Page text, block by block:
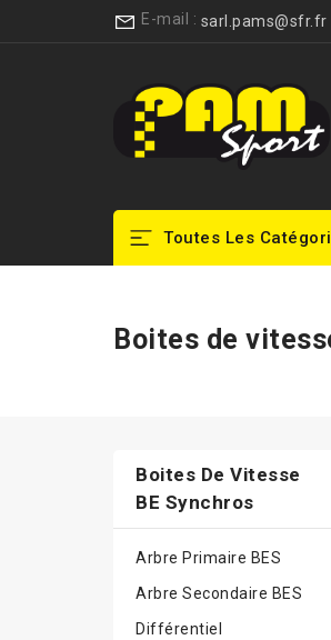
E-mail : sarl.pams@sfr.fr
Toutes Les
Boites de
Boites De Vitesse
BE Synchros
Arbre Primaire BES
Arbre Secondaire BES
Différentiel